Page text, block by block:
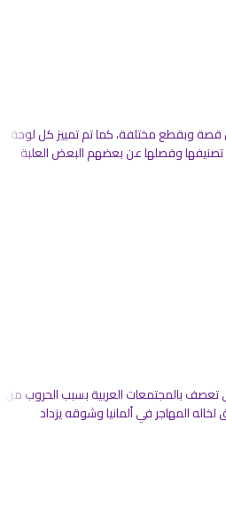
وبقطع مختلفة، كما تم تمييز كل لوحة
وفصلها عن بعضهم البعض العلبة
بالمجتمعات العربية بسبب الحروب من
المهاجر في ألمانيا وشوقه يزداد